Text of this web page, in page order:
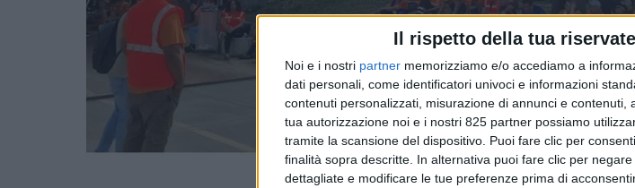
Il rispetto della tua
Noi e i nostri partner memorizziamo e/o accediamo a
dati personali, come identificatori univoci e informazioni
contenuti personalizzati, misurazione di annunci e contenuti,
tua autorizzazione noi e i nostri 825 partner possiamo
tramite la scansione del dispositivo. Puoi fare clic per
finalità sopra descritte. In alternativa puoi fare clic per
dettagliate e modificare le tue preferenze prima di